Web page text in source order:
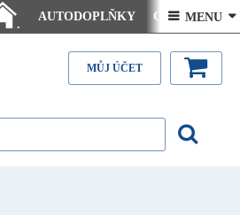
.
AUTODOPLŇKY Ceny doručení
Články - návody Kontakt
 MENU 
MŮJ ÚČET